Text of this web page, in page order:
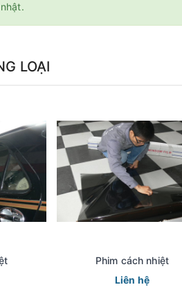
LOẠI
Phim cách nhiệt
Liên hệ